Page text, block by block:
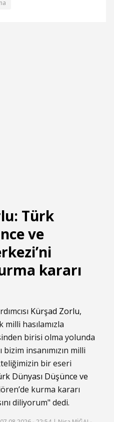
Türk
ve
kararı
Kürşad Zorlu,
hasılamızla
birisi olma yolunda
insanımızın milli
bir eseri
Dünyası Düşünce ve
kurma kararı
diliyorum" dedi.